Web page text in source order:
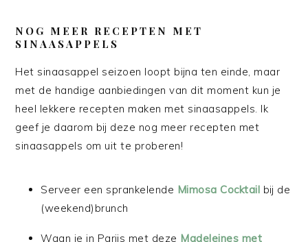
NOG MEER RECEPTEN MET
SINAASAPPELS
Het sinaasappel seizoen loopt bijna ten einde, maar
met de handige aanbiedingen van dit moment kun je
heel lekkere recepten maken met sinaasappels. Ik
geef je daarom bij deze nog meer recepten met
sinaasappels om uit te proberen!
Serveer een sprankelende Mimosa Cocktail bij de
(weekend)brunch
Waan je in Parijs met deze Madeleines met